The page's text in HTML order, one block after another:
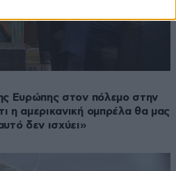
Ευρώπης στον πόλεμο στην
η αμερικανική ομπρέλα θα μας
δεν ισχύει»